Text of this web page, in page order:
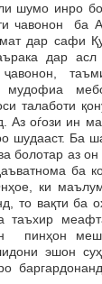
шумо инро
чавонон ба
дар сафи
дар асл
мудофиа
талаботи
Аз оѓози ин
шудааст. Ба
болотар аз
ба
ки
то вақти ба
таъхир
пинҳон
эшон